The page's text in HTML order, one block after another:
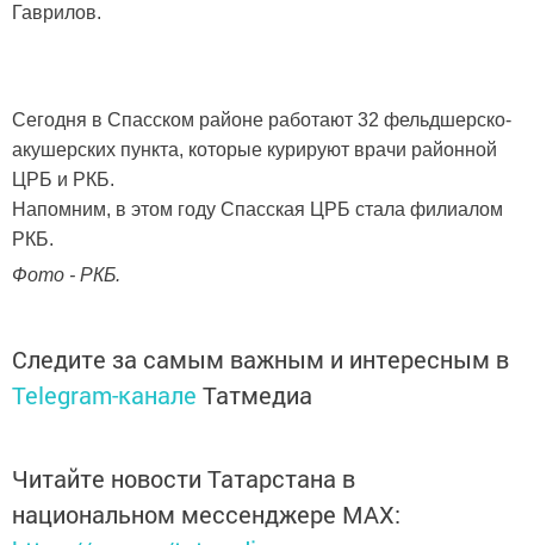
Гаврилов.
Сегодня в Спасском районе работают 32 фельдшерско-
акушерских пункта, которые курируют врачи районной
ЦРБ и РКБ.
Напомним, в этом году Спасская ЦРБ стала филиалом
РКБ.
Фото - РКБ.
Следите за самым важным и интересным в
Telegram-канале Татмедиа
Читайте новости Татарстана в
национальном мессенджере MАХ: